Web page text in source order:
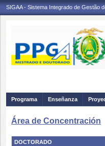
SIGAA - Sistema Integrado de Gestão
Programa Enseñanza
Área de Concentración
DOCTORADO